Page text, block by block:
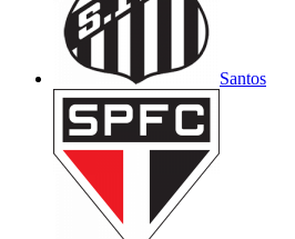
Santos